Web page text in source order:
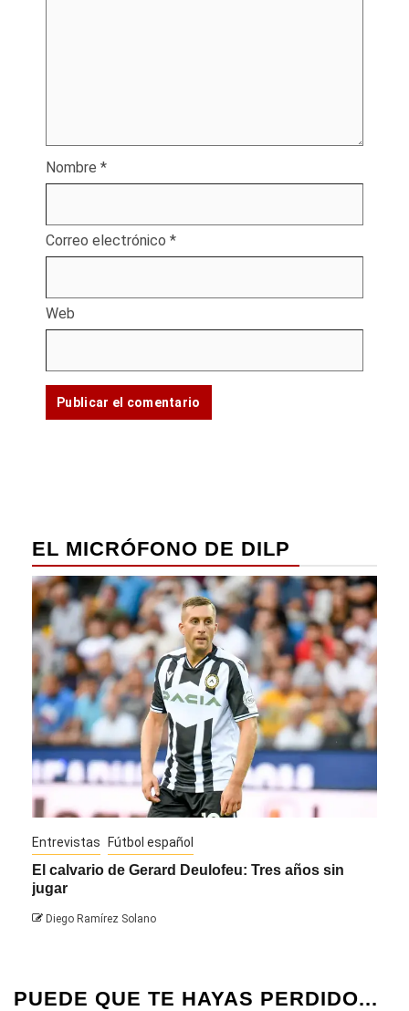
Nombre *
Correo electrónico *
Web
EL MICRÓFONO DE DILP
Entrevistas Fútbol español
El calvario de Gerard Deulofeu: Tres años sin
jugar
Diego Ramírez Solano
PUEDE QUE TE HAYAS PERDIDO...